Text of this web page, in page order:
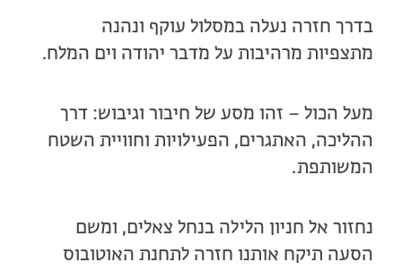
בדרך חזרה נעלה במסלול עוקף ונהנה
מתצפיות מרהיבות על מדבר יהודה וים המלח.
מעל הכול – זהו מסע של חיבור וגיבוש: דרך
ההליכה, האתגרים, הפעילויות וחוויית השטח
המשותפת.
נחזור אל חניון הלילה בנחל צאלים, ומשם
הסעה תיקח אותנו חזרה לתחנת האוטובוס